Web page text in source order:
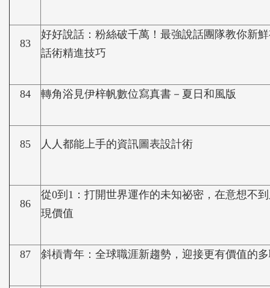
83
好好說話：粉絲破千萬！最強說話團隊教你新
話術精進技巧
84 轉角浴見伊梓帆數位寫真書－夏日和風版
85 人人都能上手的資訊圖表設計術
86
從0到1：打開世界運作的未知祕密，在意想不
現價值
87 斜槓青年：全球職涯新趨勢，迎接更有價值的